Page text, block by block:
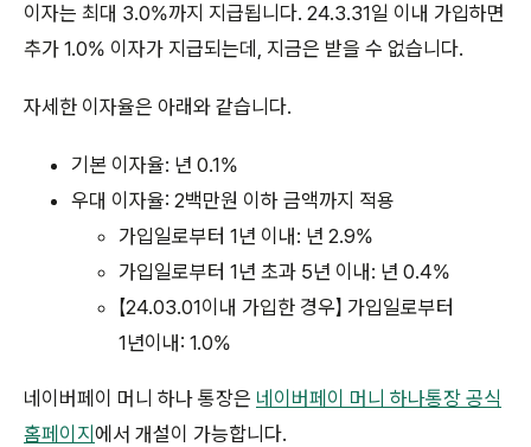
이자는 최대 3.0%까지 지급됩니다. 24.3.31일 이내 가입하면
추가 1.0% 이자가 지급되는데, 지금은 받을 수 없습니다.
자세한 이자율은 아래와 같습니다.
기본 이자율: 년 0.1%
우대 이자율: 2백만원 이하 금액까지 적용
가입일로부터 1년 이내: 년 2.9%
가입일로부터 1년 초과 5년 이내: 년 0.4%
【24.03.01이내 가입한 경우】 가입일로부터
1년이내: 1.0%
네이버페이 머니 하나 통장은 네이버페이 머니 하나통장 공식
홈페이지에서 개설이 가능합니다.